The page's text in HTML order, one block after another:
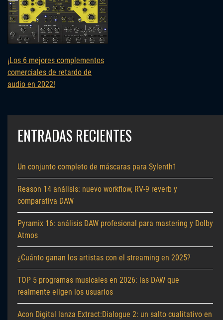
¡Los 6 mejores complementos
comerciales de retardo de
audio en 2022!
ENTRADAS RECIENTES
Un conjunto completo de máscaras para Sylenth1
Reason 14 análisis: nuevo workflow, RV-9 reverb y
comparativa DAW
Pyramix 16: análisis DAW profesional para mastering y Dolby
Atmos
¿Cuánto ganan los artistas con el streaming en 2025?
TOP 5 programas musicales en 2026: las DAW que
realmente eligen los usuarios
Acon Digital lanza Extract:Dialogue 2: un salto cualitativo en